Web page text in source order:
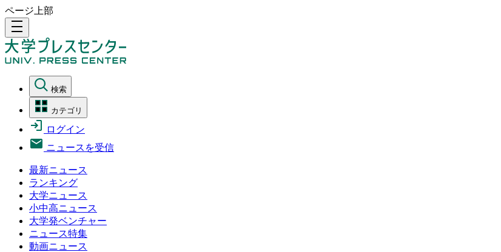
ページ上部
density_medium
検索
カテゴリ
ログイン
ニュースを受信
最新ニュース
ランキング
大学ニュース
小中高ニュース
大学発ベンチャー
ニュース特集
動画ニュース